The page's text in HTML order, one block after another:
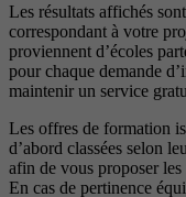
Les résultats affichés
correspondant à votre
proviennent d’écoles
pour chaque demande
maintenir un service
Les offres de formation
d’abord classées selon
afin de vous proposer
En cas de pertinence